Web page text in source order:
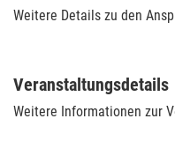
Weitere Details zu den
Veranstaltungsdetails
Weitere Informationen zur